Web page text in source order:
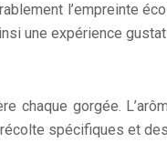
l’empreinte
une expérience
chaque gorgée.
spécifiques et